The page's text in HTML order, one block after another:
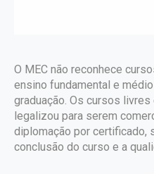
O MEC não reconhece
ensino fundamental e
graduação. Os cursos livres
legalizou para serem
diplomação por certificado,
conclusão do curso e a